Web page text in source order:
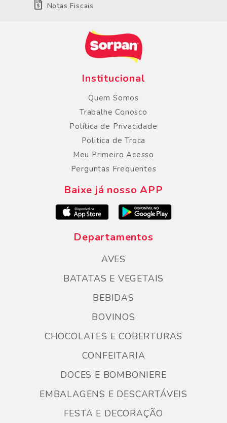
Notas Fiscais
Institucional
Quem Somos
Trabalhe Conosco
Política de Privacidade
Politica de Troca
Meu Primeiro Acesso
Perguntas Frequentes
Baixe já nosso APP
Departamentos
AVES
BATATAS E VEGETAIS
BEBIDAS
BOVINOS
CHOCOLATES E COBERTURAS
CONFEITARIA
DOCES E BOMBONIERE
EMBALAGENS E DESCARTÁVEIS
FESTA E DECORAÇÃO